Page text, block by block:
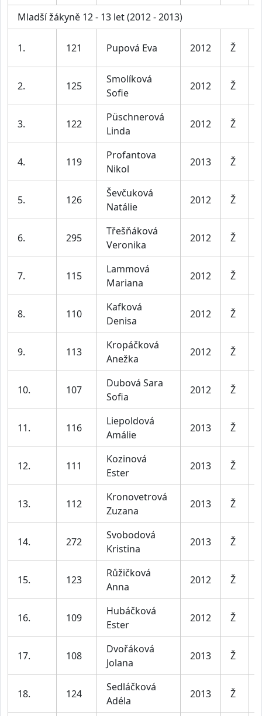
Mladší žákyně 12 - 13 let (2012 - 2013)
1. 121 Pupová Eva 2012 Ž
2. 125
Smolíková
Sofie
2012 Ž
3. 122
Püschnerová
Linda
2012 Ž
4. 119
Profantova
Nikol
2013 Ž
5. 126
Ševčuková
Natálie
2012 Ž
6. 295
Třešňáková
Veronika
2012 Ž
7. 115
Lammová
Mariana
2012 Ž
8. 110
Kafková
Denisa
2012 Ž
9. 113
Kropáčková
Anežka
2012 Ž
10. 107
Dubová Sara
Sofia
2012 Ž
11. 116
Liepoldová
Amálie
2013 Ž
12. 111
Kozinová
Ester
2013 Ž
13. 112
Kronovetrová
Zuzana
2013 Ž
14. 272
Svobodová
Kristina
2013 Ž
15. 123
Růžičková
Anna
2012 Ž
16. 109
Hubáčková
Ester
2012 Ž
17. 108
Dvořáková
Jolana
2013 Ž
18. 124
Sedláčková
Adéla
2013 Ž